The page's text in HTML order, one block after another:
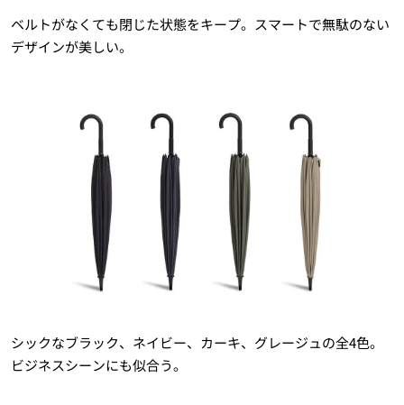
ベルトがなくても閉じた状態をキープ。スマートで無駄のない
デザインが美しい。
シックなブラック、ネイビー、カーキ、グレージュの全4色。
ビジネスシーンにも似合う。